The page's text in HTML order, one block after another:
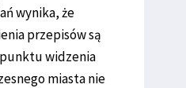
wynika, że
przepisów są
widzenia
miasta nie